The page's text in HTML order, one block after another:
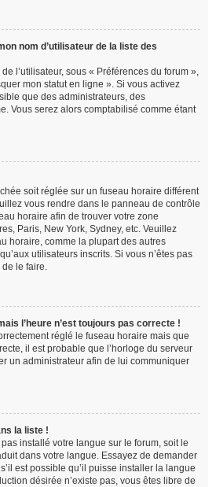
nom d’utilisateur de la liste des
l’utilisateur, sous « Préférences du forum »,
mon statut en ligne ». Si vous activez
que des administrateurs, des
Vous serez alors comptabilisé comme étant
soit réglée sur un fuseau horaire différent
vous rendre dans le panneau de contrôle
horaire afin de trouver votre zone
Paris, New York, Sydney, etc. Veuillez
horaire, comme la plupart des autres
utilisateurs inscrits. Si vous n’êtes pas
de le faire.
l’heure n’est toujours pas correcte !
réglé le fuseau horaire mais que
il est probable que l’horloge du serveur
un administrateur afin de lui communiquer
la liste !
installé votre langue sur le forum, soit le
dans votre langue. Essayez de demander
est possible qu’il puisse installer la langue
désirée n’existe pas, vous êtes libre de